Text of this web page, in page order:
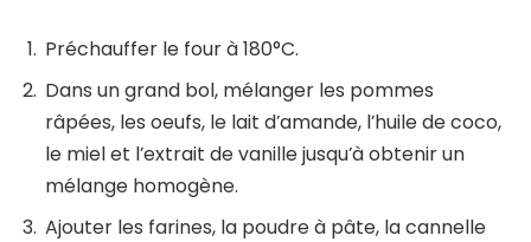
Préchauffer le four à 180°C.
Dans un grand bol, mélanger les pommes
râpées, les oeufs, le lait d’amande, l’huile de coco,
le miel et l’extrait de vanille jusqu’à obtenir un
mélange homogène.
Ajouter les farines, la poudre à pâte, la cannelle